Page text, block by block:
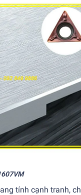
tính cạnh tranh,